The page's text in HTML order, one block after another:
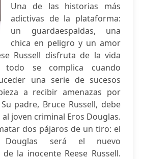
Una de las historias más
adictivas de la plataforma:
un guardaespaldas, una
chica en peligro y un amor
Russell disfruta de la vida
todo se complica cuando
una serie de sucesos
a recibir amenazas por
padre, Bruce Russell, debe
joven criminal Eros Douglas.
dos pájaros de un tiro: el
será el nuevo
la inocente Reese Russell.